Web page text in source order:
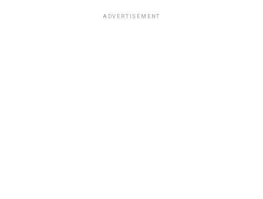
ADVERTISEMENT